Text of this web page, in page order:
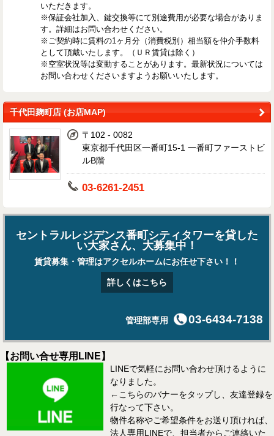
いただきます。
※保証会社加入、鍵交換等にて別途費用が必要な場合がありま
す。詳細はお問い合わせください。
※ご契約時に賃料の1ヶ月分（消費税別）相当額を仲介手数料
として頂戴いたします。（ＵＲ賃貸は除く）
※空室状況等は変動することがあります。最新状況については
お問い合わせくださいますようお願いいたします。
千代田麹町店 (お店MAP)
〒102 - 0082
東京都千代田区一番町15-1 一番町ファーストビ
ルB階
03-6261-2451
セントラルレジデンス番町シティタワーを貸した
い大家さん、大募集中！
賃貸募集・管理はアクセルホームにお任せ下さい！！
詳しくはこちら
管理部専用 03-6434-7138
【お問い合せ専用LINE】
LINEで気軽にお問い合わせ頂けるように
なりました。
←こちらのバナーをタップし、友達登録を
行なって下さい。
物件名称やご希望条件をお送り頂ければ、
法人専用LINEで、担当者からご連絡いた